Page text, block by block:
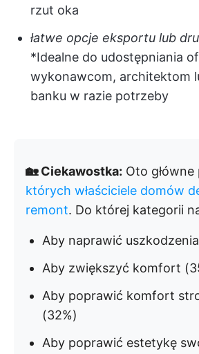
rzut oka
łatwe opcje eksportu lub
*Idealne do udostępniania
wykonawcom, architektom
banku w razie potrzeby
🏡 Ciekawostka: Oto
których właściciele domów
remont. Do której kategorii
Aby naprawić
Aby zwiększyć komfort
Aby poprawić komfort
(32%)
Aby poprawić estetykę